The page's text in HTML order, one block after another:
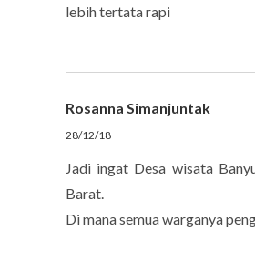
lebih tertata rapi
Rosanna Simanjuntak
28/12/18
Jadi ingat Desa wisata
Barat.
Di mana semua warganya